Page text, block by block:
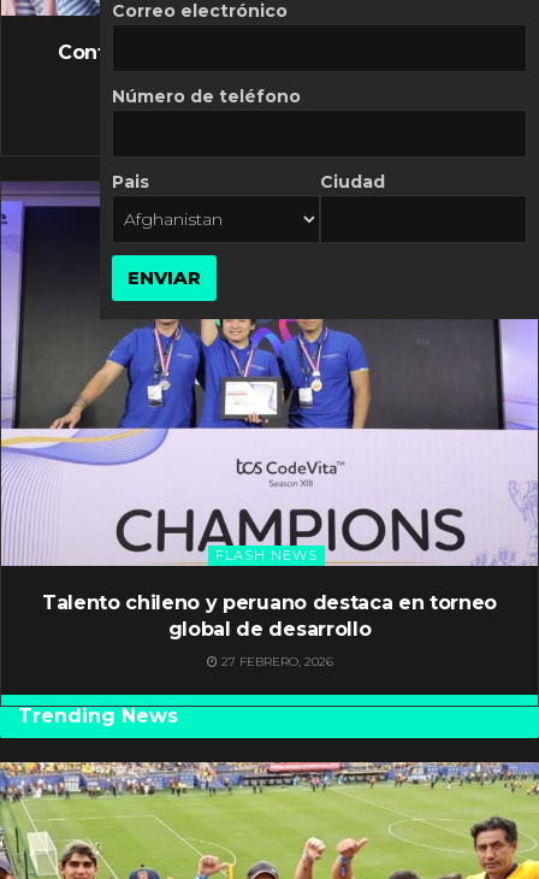
FLASH NEWS
Controversia de Mercado Libre por costos
10 MARZO, 2026
FLASH NEWS
Talento chileno y peruano destaca en torneo
global de desarrollo
27 FEBRERO, 2026
Trending News
Correo electrónico
Número de teléfono
Pais Ciudad
ENVIAR